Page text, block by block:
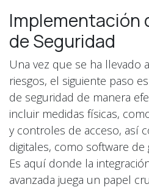
Implementación
de Seguridad
Una vez que se ha llevado
riesgos, el siguiente paso
de seguridad de manera
incluir medidas físicas,
y controles de acceso, así
digitales, como software de
Es aquí donde la
avanzada juega un papel